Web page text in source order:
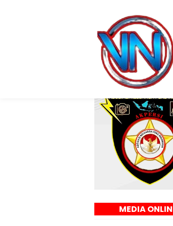
MEDIA ONLINE VERSIT